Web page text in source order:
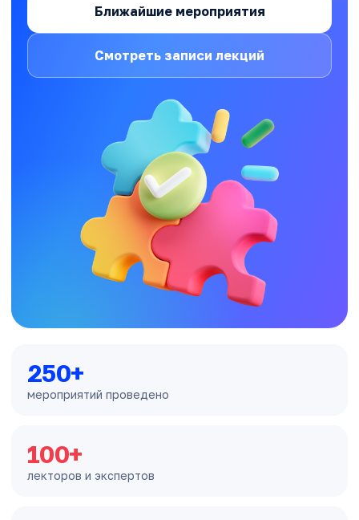
Ближайшие мероприятия
Смотреть записи лекций
250+
мероприятий проведено
100+
лекторов и экспертов